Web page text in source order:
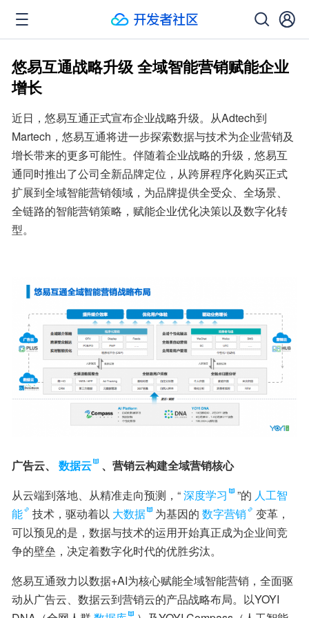
悠易互通战略升级 全域智能营销赋能企业
增长
近日，悠易互通正式宣布企业战略升级。从Adtech到
Martech，悠易互通将进一步探索数据与技术为企业营销及
增长带来的更多可能性。伴随着企业战略的升级，悠易互
通同时推出了公司全新品牌定位，从跨屏程序化购买正式
扩展到全域智能营销领域，为品牌提供全受众、全场景、
全链路的智能营销策略，赋能企业优化决策以及数字化转
型。
广告云、 数据云
、营销云构建全域营销核心
从云端到落地、从精准走向预测，“深度学习 ”的 人工智
能
技术，驱动着以 大数据 为基因的 数字营销
变革，
可以预见的是，数据与技术的运用开始真正成为企业间竞
争的壁垒，决定着数字化时代的优胜劣汰。
悠易互通致力以数据+AI为核心赋能全域智能营销，全面驱
动从广告云、数据云到营销云的产品战略布局。以YOYI